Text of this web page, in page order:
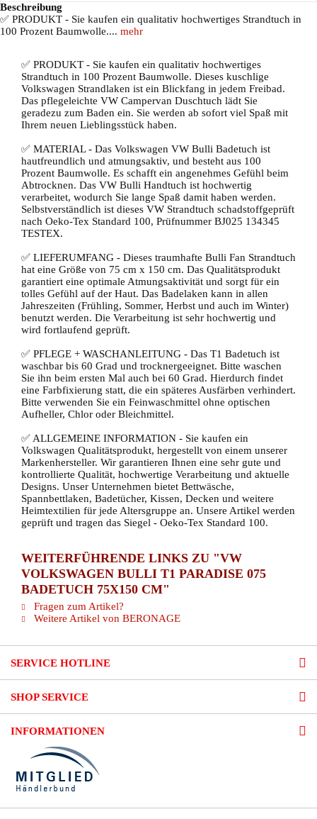
Beschreibung
✅ PRODUKT - Sie kaufen ein qualitativ hochwertiges Strandtuch in
100 Prozent Baumwolle.... mehr
✅ PRODUKT - Sie kaufen ein qualitativ hochwertiges
Strandtuch in 100 Prozent Baumwolle. Dieses kuschlige
Volkswagen Strandlaken ist ein Blickfang in jedem Freibad.
Das pflegeleichte VW Campervan Duschtuch lädt Sie
geradezu zum Baden ein. Sie werden ab sofort viel Spaß mit
Ihrem neuen Lieblingsstück haben.
✅ MATERIAL - Das Volkswagen VW Bulli Badetuch ist
hautfreundlich und atmungsaktiv, und besteht aus 100
Prozent Baumwolle. Es schafft ein angenehmes Gefühl beim
Abtrocknen. Das VW Bulli Handtuch ist hochwertig
verarbeitet, wodurch Sie lange Spaß damit haben werden.
Selbstverständlich ist dieses VW Strandtuch schadstoffgeprüft
nach Oeko-Tex Standard 100, Prüfnummer BJ025 134345
TESTEX.
✅ LIEFERUMFANG - Dieses traumhafte Bulli Fan Strandtuch
hat eine Größe von 75 cm x 150 cm. Das Qualitätsprodukt
garantiert eine optimale Atmungsaktivität und sorgt für ein
tolles Gefühl auf der Haut. Das Badelaken kann in allen
Jahreszeiten (Frühling, Sommer, Herbst und auch im Winter)
benutzt werden. Die Verarbeitung ist sehr hochwertig und
wird fortlaufend geprüft.
✅ PFLEGE + WASCHANLEITUNG - Das T1 Badetuch ist
waschbar bis 60 Grad und trocknergeeignet. Bitte waschen
Sie ihn beim ersten Mal auch bei 60 Grad. Hierdurch findet
eine Farbfixierung statt, die ein späteres Ausfärben verhindert.
Bitte verwenden Sie ein Feinwaschmittel ohne optischen
Aufheller, Chlor oder Bleichmittel.
✅ ALLGEMEINE INFORMATION - Sie kaufen ein
Volkswagen Qualitätsprodukt, hergestellt von einem unserer
Markenhersteller. Wir garantieren Ihnen eine sehr gute und
kontrollierte Qualität, hochwertige Verarbeitung und aktuelle
Designs. Unser Unternehmen bietet Bettwäsche,
Spannbettlaken, Badetücher, Kissen, Decken und weitere
Heimtextilien für jede Altersgruppe an. Unsere Artikel werden
geprüft und tragen das Siegel - Oeko-Tex Standard 100.
WEITERFÜHRENDE LINKS ZU "VW
VOLKSWAGEN BULLI T1 PARADISE 075
BADETUCH 75X150 CM"
Fragen zum Artikel?
Weitere Artikel von BERONAGE
SERVICE HOTLINE
SHOP SERVICE
INFORMATIONEN